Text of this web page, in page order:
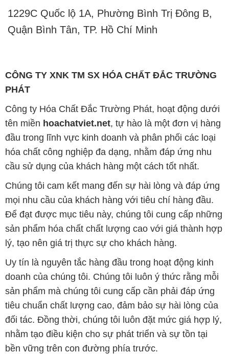
1229C Quốc lộ 1A, Phường Bình Trị Đông B,
Quận Bình Tân, TP. Hồ Chí Minh
CÔNG TY XNK TM SX HÓA CHẤT ĐẮC TRƯỜNG
PHÁT
Công ty Hóa Chất Đắc Trường Phát, hoạt động dưới
tên miền hoachatviet.net, tự hào là một đơn vị hàng
đầu trong lĩnh vực kinh doanh và phân phối các loại
hóa chất công nghiệp đa dạng, nhằm đáp ứng nhu
cầu sử dụng của khách hàng một cách tốt nhất.
Chúng tôi cam kết mang đến sự hài lòng và đáp ứng
mọi nhu cầu của khách hàng với tiêu chí hàng đầu.
Để đạt được mục tiêu này, chúng tôi cung cấp những
sản phẩm hóa chất chất lượng cao với giá thành hợp
lý, tạo nên giá trị thực sự cho khách hàng.
Uy tín là nguyên tắc hàng đầu trong hoạt động kinh
doanh của chúng tôi. Chúng tôi luôn ý thức rằng mỗi
sản phẩm mà chúng tôi cung cấp cần phải đáp ứng
tiêu chuẩn chất lượng cao, đảm bảo sự hài lòng của
đối tác. Đồng thời, chúng tôi luôn đặt mức giá hợp lý,
nhằm tạo điều kiện cho sự phát triển và sự tồn tại
bền vững trên con đường phía trước.